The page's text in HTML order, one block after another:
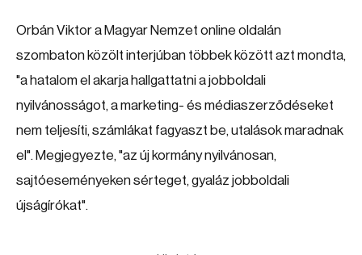
Orbán Viktor a Magyar Nemzet online oldalán
szombaton közölt interjúban többek között azt mondta,
"a hatalom el akarja hallgattatni a jobboldali
nyilvánosságot, a marketing- és médiaszerződéseket
nem teljesíti, számlákat fagyaszt be, utalások maradnak
el". Megjegyezte, "az új kormány nyilvánosan,
sajtóeseményeken sérteget, gyaláz jobboldali
újságírókat".